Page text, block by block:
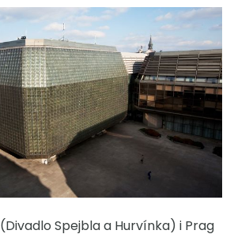
(Divadlo Spejbla a Hurvínka) i Prag